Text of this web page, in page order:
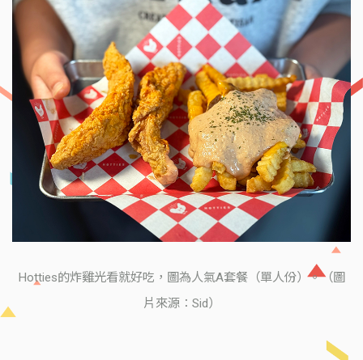
Hotties的炸雞光看就好吃，圖為人氣A套餐（單人份）。（圖
片來源：Sid）